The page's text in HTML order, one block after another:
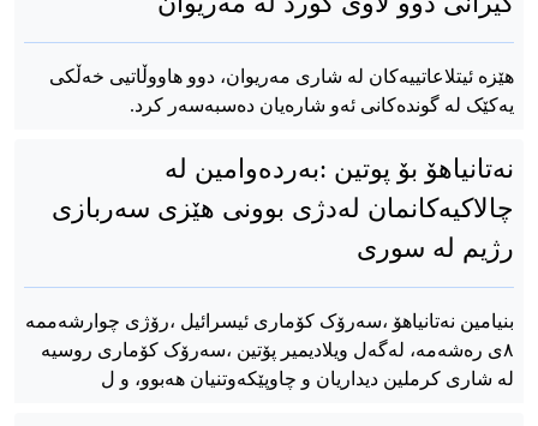
هێزە ئیتلاعاتییەکان لە شاری مەریوان، دوو هاووڵاتیی خەڵکی
یەکێک لە گوندەکانی ئەو شارەیان دەسبەسەر کرد.
نەتانیاهۆ بۆ پوتین :بەردەوامین لە
چالاکیەکانمان لەدژی بوونی هێزی سەربازی
رژیم لە سوری
بنیامین نەتانیاهۆ ،سەرۆک کۆماری ئیسرائیل ،رۆژی چوارشەممە
٨ی رەشەمە، لەگەل ویلادیمیر پۆتین ،سەرۆک کۆماری روسیە
لە شاری کرملین دیداریان و چاوپێکەوتنیان هەبوو، و ل